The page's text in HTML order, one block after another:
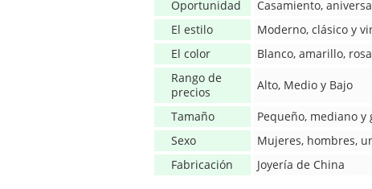
Oportunidad
Casamiento,
El estilo
Moderno, clásico y
El color
Blanco, amarillo, rosa
Rango de
precios
Alto, Medio y Bajo
Tamaño
Pequeño, mediano y
Sexo
Mujeres, hombres,
Fabricación
Joyería de China